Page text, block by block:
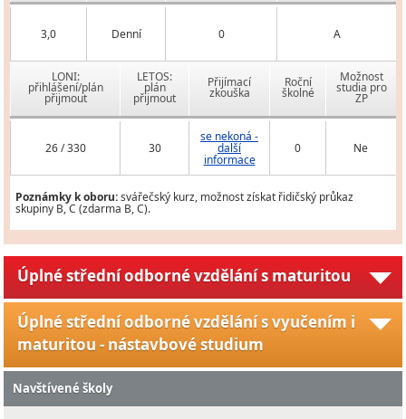
3,0 Denní 0 A
LONI:
přihlášení/plán
přijmout
LETOS:
plán
přijmout
Přijímací
zkouška
Roční
školné
Možnost
studia pro
ZP
26 / 330 30
se nekoná -
další
informace
0 Ne
Poznámky k oboru:svářečský kurz, možnost získat řidičský průkaz
skupiny B, C (zdarma B, C).
Úplné střední odborné vzdělání s maturitou
Úplné střední odborné vzdělání s vyučením i
maturitou - nástavbové studium
Navštívené školy